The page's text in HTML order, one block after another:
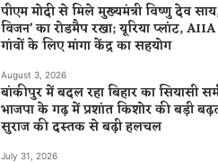
पीएम मोदी से मिले मुख्यमंत्री विष्णु देव
विजन’ का रोडमैप रखा; यूरिया प्लांट,
गांवों के लिए मांगा केंद्र का सहयोग
August 3, 2026
बांकीपुर में बदल रहा बिहार का सियासी
भाजपा के गढ़ में प्रशांत किशोर की बड़ी
सुराज की दस्तक से बढ़ी हलचल
July 31, 2026